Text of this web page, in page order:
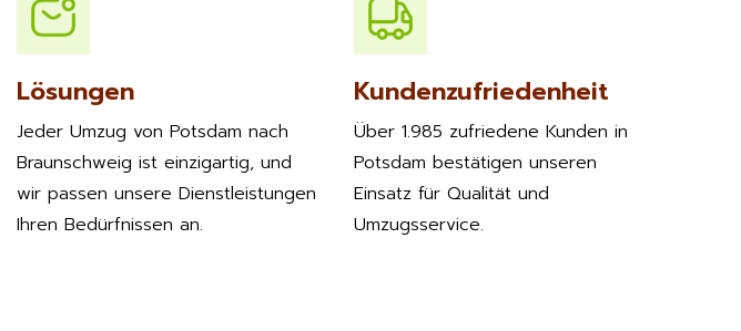
Lösungen
Jeder Umzug von Potsdam nach
Braunschweig ist einzigartig, und
wir passen unsere Dienstleistungen
Ihren Bedürfnissen an.
Kundenzufriedenheit
Über 1.985 zufriedene Kunden in
Potsdam bestätigen unseren
Einsatz für Qualität und
Umzugsservice.